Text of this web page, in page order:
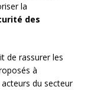
la
des
de rassurer les
à
du secteur